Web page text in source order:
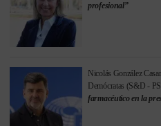
profesional”
Nicolás González
Demócratas (S&D -
farmacéutico en la